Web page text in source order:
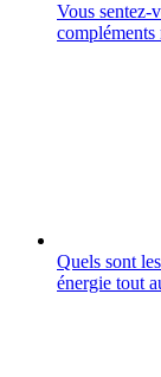
Vous sentez-
Quels sont
énergie tout